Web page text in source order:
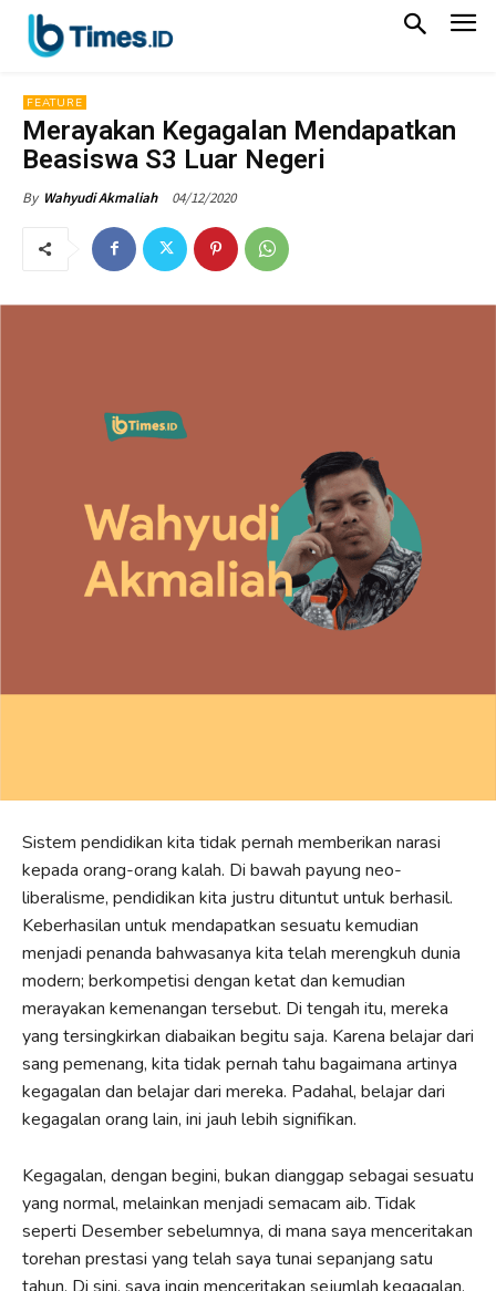
FEATURE
Merayakan Kegagalan Mendapatkan
Beasiswa S3 Luar Negeri
By Wahyudi Akmaliah 04/12/2020
Sistem pendidikan kita tidak pernah memberikan narasi
kepada orang-orang kalah. Di bawah payung neo-
liberalisme, pendidikan kita justru dituntut untuk berhasil.
Keberhasilan untuk mendapatkan sesuatu kemudian
menjadi penanda bahwasanya kita telah merengkuh dunia
modern; berkompetisi dengan ketat dan kemudian
merayakan kemenangan tersebut. Di tengah itu, mereka
yang tersingkirkan diabaikan begitu saja. Karena belajar dari
sang pemenang, kita tidak pernah tahu bagaimana artinya
kegagalan dan belajar dari mereka. Padahal, belajar dari
kegagalan orang lain, ini jauh lebih signifikan.
Kegagalan, dengan begini, bukan dianggap sebagai sesuatu
yang normal, melainkan menjadi semacam aib. Tidak
seperti Desember sebelumnya, di mana saya menceritakan
torehan prestasi yang telah saya tunai sepanjang satu
tahun. Di sini, saya ingin menceritakan sejumlah kegagalan,